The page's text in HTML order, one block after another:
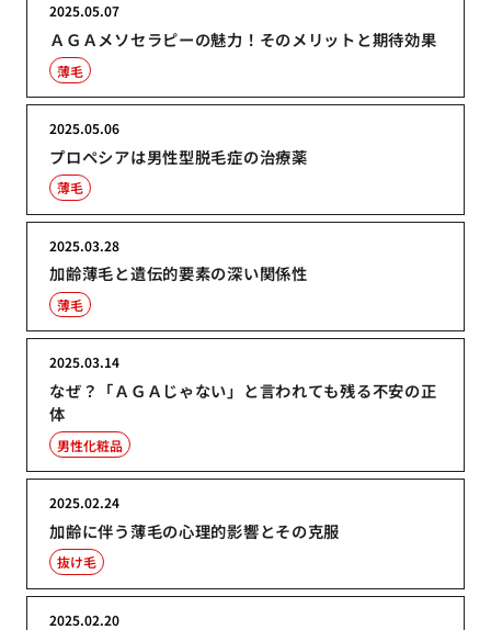
ＡＧＡメソセラピーの魅力！そのメリットと期待効果
2025.05.07
薄毛
プロペシアは男性型脱毛症の治療薬
2025.05.06
薄毛
加齢薄毛と遺伝的要素の深い関係性
2025.03.28
薄毛
なぜ？「ＡＧＡじゃない」と言われても残る不安の正
体
2025.03.14
男性化粧品
加齢に伴う薄毛の心理的影響とその克服
2025.02.24
抜け毛
2025.02.20